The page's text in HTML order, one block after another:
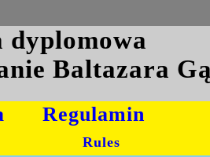
dyplomowa
Baltazara
Regulamin
Rules